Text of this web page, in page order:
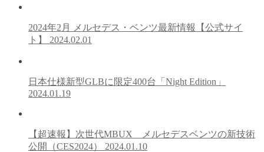
2024年2月 メルセデス・ベンツ最新情報【公式サイ
ト】 2024.02.01
日本仕様新型GLBに限定400台「Night Edition」
2024.01.19
【超速報】次世代MBUX メルセデスベンツの新技術
公開（CES2024） 2024.01.10